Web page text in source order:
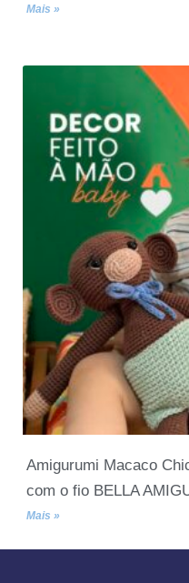
Mais »
Amigurumi Macaco
com o fio BELLA
Mais »